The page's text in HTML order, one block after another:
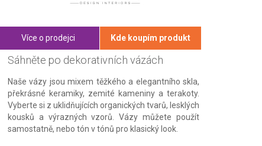
Více o prodejci Kde koupím produkt
Sáhněte po dekorativních vázách
Naše vázy jsou mixem těžkého a elegantního skla,
překrásné keramiky, zemité kameniny a terakoty.
Vyberte si z uklidňujících organických tvarů, lesklých
kousků a výrazných vzorů. Vázy můžete použít
samostatně, nebo tón v tónů pro klasický look.